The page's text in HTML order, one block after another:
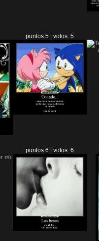
puntos 5 | votos: 5
puntos 6 | votos: 6